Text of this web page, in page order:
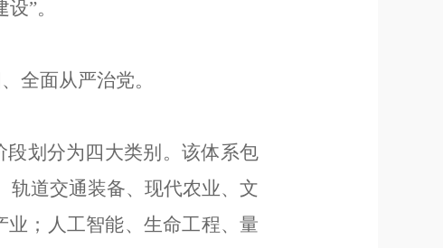
设”。
全面从严治党。
段划分为四大类别。该体系包
轨道交通装备、 现代农业、文
； 人工智能、生命工程、 量